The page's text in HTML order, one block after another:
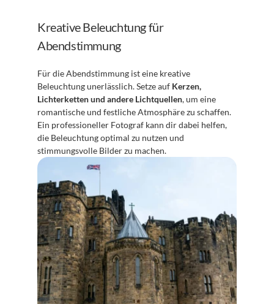
Kreative Beleuchtung für
Abendstimmung
Für die Abendstimmung ist eine kreative
Beleuchtung unerlässlich. Setze auf Kerzen,
Lichterketten und andere Lichtquellen, um eine
romantische und festliche Atmosphäre zu schaffen.
Ein professioneller Fotograf kann dir dabei helfen,
die Beleuchtung optimal zu nutzen und
stimmungsvolle Bilder zu machen.